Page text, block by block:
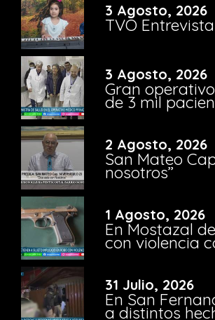
3 Agosto, 2026
TVO
3 Agosto, 2026
Gran
de 3 mil
2 Agosto, 2026
San Mateo
nosotros”
1 Agosto, 2026
En Mostazal
con violencia
31 Julio, 2026
En San
a distintos